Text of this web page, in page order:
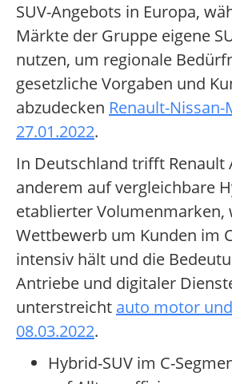
SUV-Angebots in Europa,
Märkte der Gruppe eigene
nutzen, um regionale
gesetzliche Vorgaben und
abzudecken Renault-
27.01.2022.
In Deutschland trifft Renault
anderem auf vergleichbare
etablierter Volumenmarken,
Wettbewerb um Kunden im
intensiv hält und die
Antriebe und digitaler
unterstreicht auto motor
08.03.2022.
Hybrid-SUV im C-